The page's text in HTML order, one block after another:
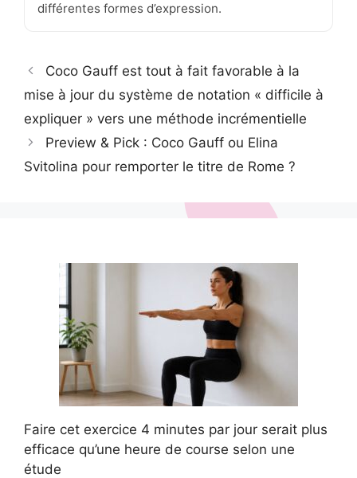
différentes formes d’expression.
Coco Gauff est tout à fait favorable à la
mise à jour du système de notation « difficile à
expliquer » vers une méthode incrémentielle
Preview & Pick : Coco Gauff ou Elina
Svitolina pour remporter le titre de Rome ?
Faire cet exercice 4 minutes par jour serait plus
efficace qu’une heure de course selon une
étude